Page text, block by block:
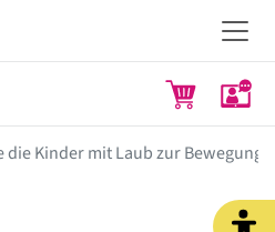
die Kinder mit Laub zur Bewegung